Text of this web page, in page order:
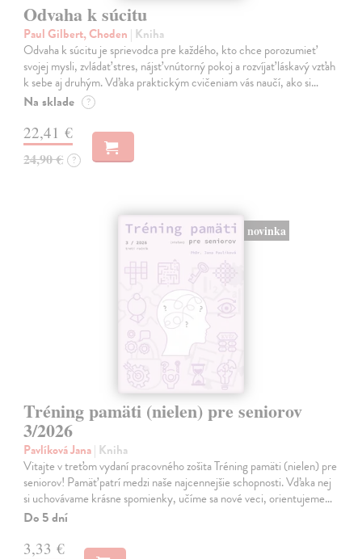
Odvaha k súcitu
Paul Gilbert, Choden | Kniha
Odvaha k súcitu je sprievodca pre každého, kto chce porozumieť
svojej mysli, zvládať stres, nájsť vnútorný pokoj a rozvíjať láskavý vzťah
k sebe aj druhým. Vďaka praktickým cvičeniam vás naučí, ako si…
Na sklade ?
22,41 €
24,90 € ?
novinka
Tréning pamäti (nielen) pre seniorov
3/2026
Pavlíková Jana| Kniha
Vitajte v treťom vydaní pracovného zošita Tréning pamäti (nielen) pre
seniorov! Pamäť patrí medzi naše najcennejšie schopnosti. Vďaka nej
si uchovávame krásne spomienky, učíme sa nové veci, orientujeme…
Do 5 dní
3,33 €